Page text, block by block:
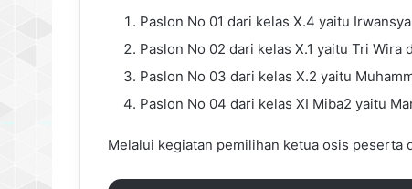
Paslon No 01 dari kelas X.4 yaitu
Paslon No 02 dari kelas X.1 yaitu Tri Wira
Paslon No 03 dari kelas X.2 yaitu
Paslon No 04 dari kelas XI Miba2 yaitu
Melalui kegiatan pemilihan ketua osis peserta